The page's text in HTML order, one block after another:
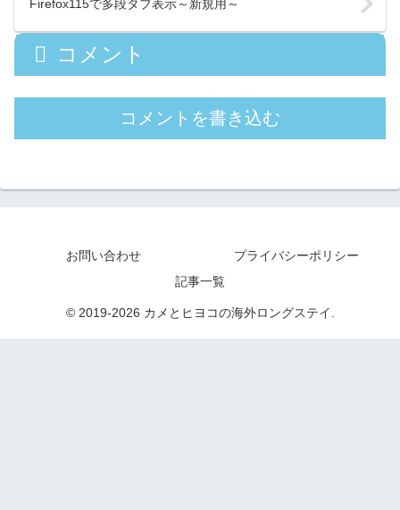
Firefox115で多段タブ表示～新規用～
コメント
コメントを書き込む
お問い合わせ
プライバシーポリシー
記事一覧
© 2019-2026 カメとヒヨコの海外ロングステイ.